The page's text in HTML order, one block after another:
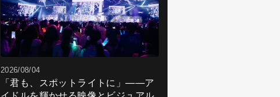
2026/08/04
「君も、スポットライトに」――ア